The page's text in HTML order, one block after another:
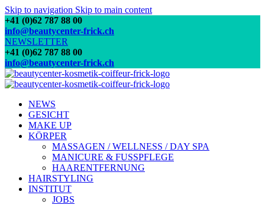
Skip to navigation Skip to main content
+41 (0)62 787 88 00
info@beautycenter-frick.ch
NEWSLETTER
+41 (0)62 787 88 00
info@beautycenter-frick.ch
NEWS
GESICHT
MAKE UP
KÖRPER
MASSAGEN / WELLNESS / DAY SPA
MANICURE & FUSSPFLEGE
HAARENTFERNUNG
HAIRSTYLING
INSTITUT
JOBS